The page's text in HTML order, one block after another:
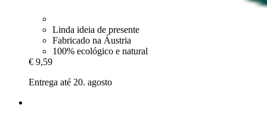
Linda ideia de presente
Fabricado na Áustria
100% ecológico e natural
€ 9,59
Entrega até 20. agosto